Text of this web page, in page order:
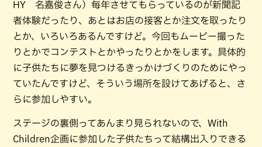
HY 名嘉俊さん）毎年させてもらっているのが新聞記
者体験だったり、あとはお店の接客とか注文を取ったり
とか、いろいろあるんですけど。今回もムービー撮った
りとかでコンテストとかやったりとかをします。具体的
に子供たちに夢を見つけるきっかけづくりのためにやっ
ていたんですけど、そういう場所を設けてあげると、さ
らに参加しやすい。
ステージの裏側ってあんまり見られないので、With
Children企画に参加した子供たちって結構出入りできる